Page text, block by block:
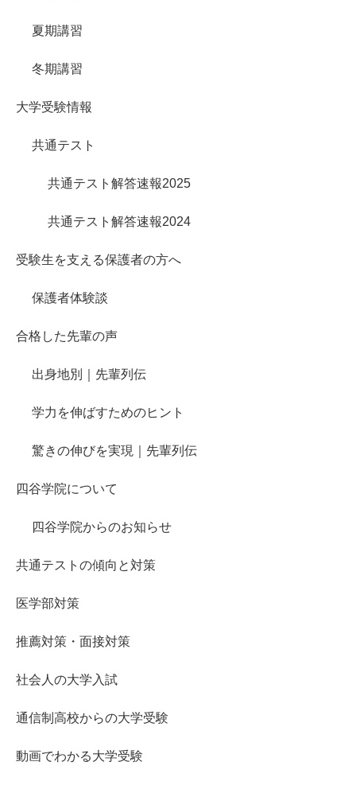
夏期講習
冬期講習
大学受験情報
共通テスト
共通テスト解答速報2025
共通テスト解答速報2024
受験生を支える保護者の方へ
保護者体験談
合格した先輩の声
出身地別｜先輩列伝
学力を伸ばすためのヒント
驚きの伸びを実現｜先輩列伝
四谷学院について
四谷学院からのお知らせ
共通テストの傾向と対策
医学部対策
推薦対策・面接対策
社会人の大学入試
通信制高校からの大学受験
動画でわかる大学受験